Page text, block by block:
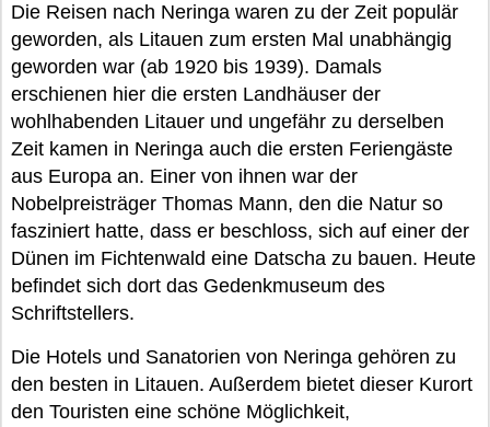
Die Reisen nach Neringa waren zu der Zeit populär
geworden, als Litauen zum ersten Mal unabhängig
geworden war (ab 1920 bis 1939). Damals
erschienen hier die ersten Landhäuser der
wohlhabenden Litauer und ungefähr zu derselben
Zeit kamen in Neringa auch die ersten Feriengäste
aus Europa an. Einer von ihnen war der
Nobelpreisträger Thomas Mann, den die Natur so
fasziniert hatte, dass er beschloss, sich auf einer der
Dünen im Fichtenwald eine Datscha zu bauen. Heute
befindet sich dort das Gedenkmuseum des
Schriftstellers.
Die Hotels und Sanatorien von Neringa gehören zu
den besten in Litauen. Außerdem bietet dieser Kurort
den Touristen eine schöne Möglichkeit,